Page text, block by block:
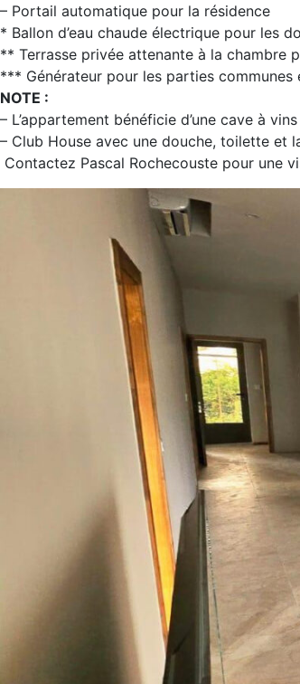
– Portail automatique pour la résidence
* Ballon d’eau chaude électrique pour les
** Terrasse privée attenante à la chambre
*** Générateur pour les parties communes
NOTE :
– L’appartement bénéficie d’une cave à
– Club House avec une douche, toilette et
Contactez Pascal Rochecouste pour une